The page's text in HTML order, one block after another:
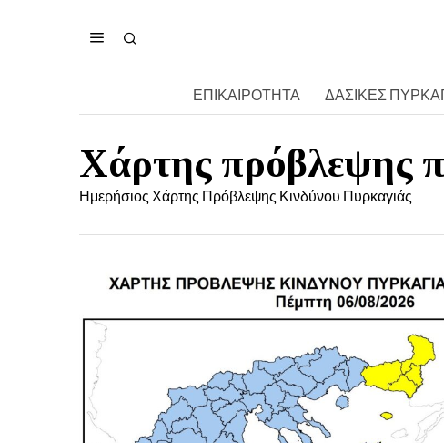
ΕΠΙΚΑΙΡΟΤΗΤΑ ΔΑΣΙΚΕΣ
Χάρτης πρόβλεψης
Ημερήσιος Χάρτης Πρόβλεψης Κινδύνου Πυρκαγιάς